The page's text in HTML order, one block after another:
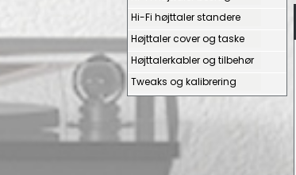
Hi-Fi højttaler standere
Højttaler cover og taske
Højttalerkabler og tilbehør
Tweaks og kalibrering